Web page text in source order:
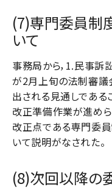
(7)専門委員制
いて
事務局から，1.民事
が2月上旬の法制審議
出される見通しであ
改正準備作業が進め
改正点である専門委
いて説明がなされた。
(8)次回以降の